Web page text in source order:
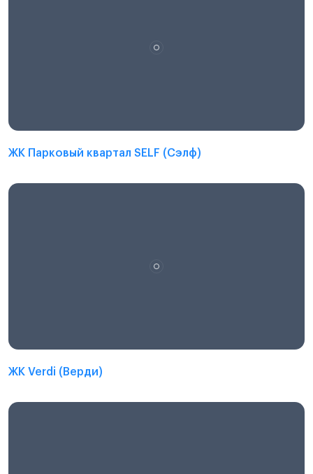
ЖК Парковый квартал SELF (Сэлф)
ЖК Verdi (Верди)